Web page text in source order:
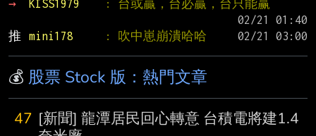
→
KISS1979
: 台或贏，台必贏，台只能赢
推
mini178 : 吹中崽崩潰哈哈
💰 股票 Stock 版：熱門文章
47 [新聞] 龍潭居民回心轉意 台積電將建1.4